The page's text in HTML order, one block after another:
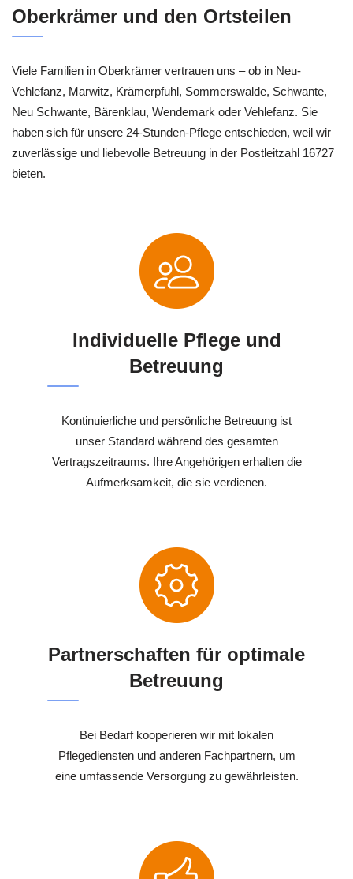
Oberkrämer und den Ortsteilen
Viele Familien in Oberkrämer vertrauen uns – ob in Neu-
Vehlefanz, Marwitz, Krämerpfuhl, Sommerswalde, Schwante,
Neu Schwante, Bärenklau, Wendemark oder Vehlefanz. Sie
haben sich für unsere 24-Stunden-Pflege entschieden, weil wir
zuverlässige und liebevolle Betreuung in der Postleitzahl 16727
bieten.
Individuelle Pflege und
Betreuung
Kontinuierliche und persönliche Betreuung ist
unser Standard während des gesamten
Vertragszeitraums. Ihre Angehörigen erhalten die
Aufmerksamkeit, die sie verdienen.
Partnerschaften für optimale
Betreuung
Bei Bedarf kooperieren wir mit lokalen
Pflegediensten und anderen Fachpartnern, um
eine umfassende Versorgung zu gewährleisten.